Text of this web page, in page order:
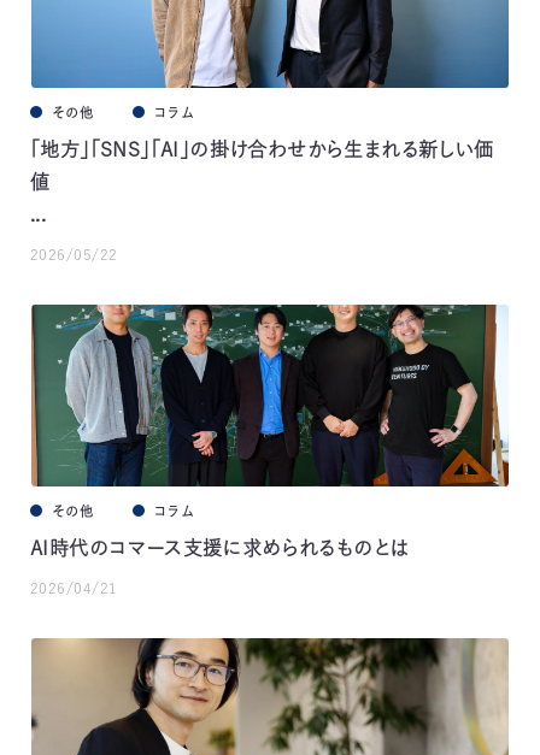
その他 コラム
「地方」「SNS」「AI」の掛け合わせから生まれる新しい価
値
...
2026/05/22
その他 コラム
AI時代のコマース支援に求められるものとは
2026/04/21